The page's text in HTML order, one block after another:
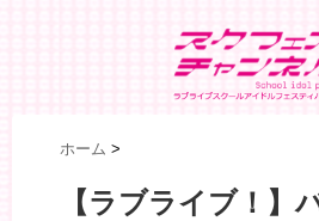
ホーム >
【ラブライブ！】